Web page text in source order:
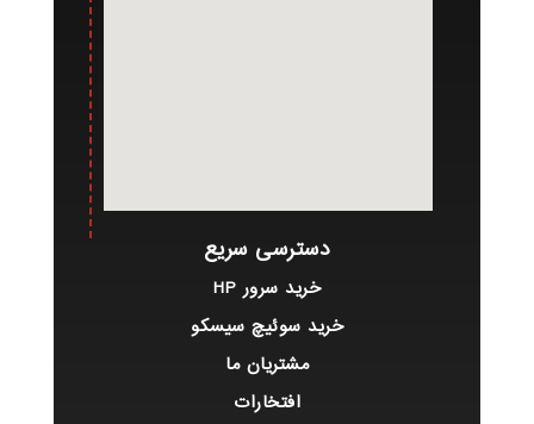
دسترسی سریع
خرید سرور HP
خرید سوئیچ سیسکو
مشتریان ما
افتخارات